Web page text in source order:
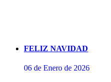
FELIZ NAVIDAD
06 de Enero de 2026